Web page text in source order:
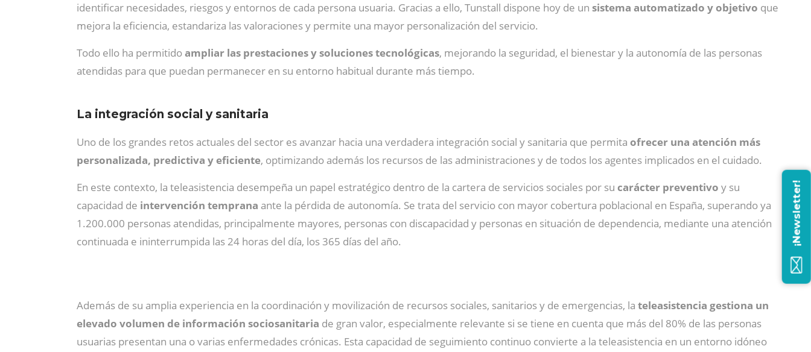
identificar necesidades, riesgos y entornos de cada persona usuaria. Gracias a ello, Tunstall dispone hoy de un sistema automatizado y objetivo que
mejora la eficiencia, estandariza las valoraciones y permite una mayor personalización del servicio.
Todo ello ha permitidoampliar las prestaciones y soluciones tecnológicas, mejorando la seguridad, el bienestar y la autonomía de las personas
atendidas para que puedan permanecer en su entorno habitual durante más tiempo.
La integración social y sanitaria
Uno de los grandes retos actuales del sector es avanzar hacia una verdadera integración social y sanitaria que permita ofrecer una atención más
personalizada, predictiva y eficiente, optimizando además los recursos de las administraciones y de todos los agentes implicados en el cuidado.
En este contexto, la teleasistencia desempeña un papel estratégico dentro de la cartera de servicios sociales por su carácter preventivo y su
capacidad de intervención temprana ante la pérdida de autonomía. Se trata del servicio con mayor cobertura poblacional en España, superando ya
1.200.000 personas atendidas, principalmente mayores, personas con discapacidad y personas en situación de dependencia, mediante una atención
continuada e ininterrumpida las 24 horas del día, los 365 días del año.
Además de su amplia experiencia en la coordinación y movilización de recursos sociales, sanitarios y de emergencias, la teleasistencia gestiona un
elevado volumen de información sociosanitaria de gran valor, especialmente relevante si se tiene en cuenta que más del 80% de las personas
usuarias presentan una o varias enfermedades crónicas. Esta capacidad de seguimiento continuo convierte a la teleasistencia en un entorno idóneo
¡Newsletter!